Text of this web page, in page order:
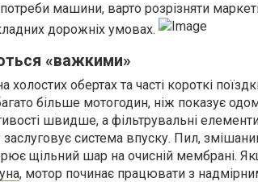
машини, варто розрізняти
дорожніх умовах.
«важкими»
холостих обертах та часті короткі
більше мотогодин, ніж показує
швидше, а фільтрувальні
система впуску. Пил,
щільний шар на очисній мембрані.
, мотор починає працювати з